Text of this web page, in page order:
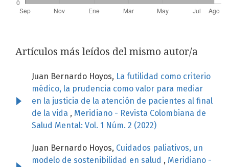
Artículos más leídos del mismo autor/a
Juan Bernardo Hoyos, La futilidad como criterio
médico, la prudencia como valor para mediar
en la justicia de la atención de pacientes al final
de la vida , Meridiano - Revista Colombiana de
Salud Mental: Vol. 1 Núm. 2 (2022)
Juan Bernardo Hoyos, Cuidados paliativos, un
modelo de sostenibilidad en salud , Meridiano -